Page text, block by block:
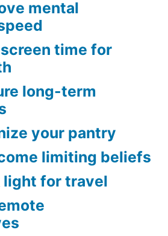
mental
time for
long-term
your pantry
limiting beliefs
light for travel